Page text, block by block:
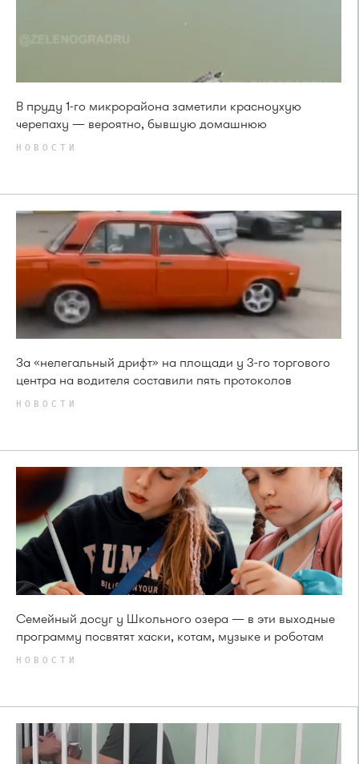
В пруду 1-го микрорайона заметили красноухую
черепаху — вероятно, бывшую домашнюю
НОВОСТИ
За «нелегальный дрифт» на площади у 3-го торгового
центра на водителя составили пять протоколов
НОВОСТИ
Семейный досуг у Школьного озера — в эти выходные
программу посвятят хаски, котам, музыке и роботам
НОВОСТИ